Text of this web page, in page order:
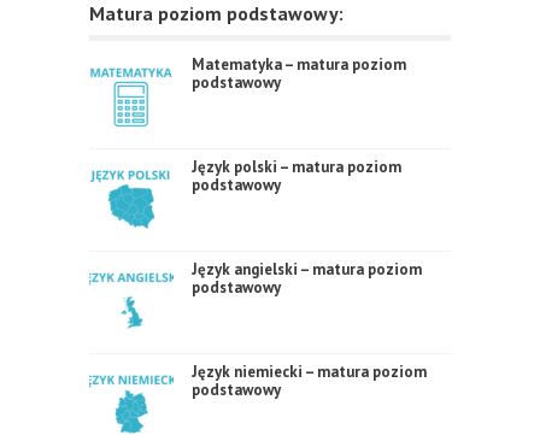
Matura poziom podstawowy:
Matematyka – matura poziom
podstawowy
Język polski – matura poziom
podstawowy
Język angielski – matura poziom
podstawowy
Język niemiecki – matura poziom
podstawowy